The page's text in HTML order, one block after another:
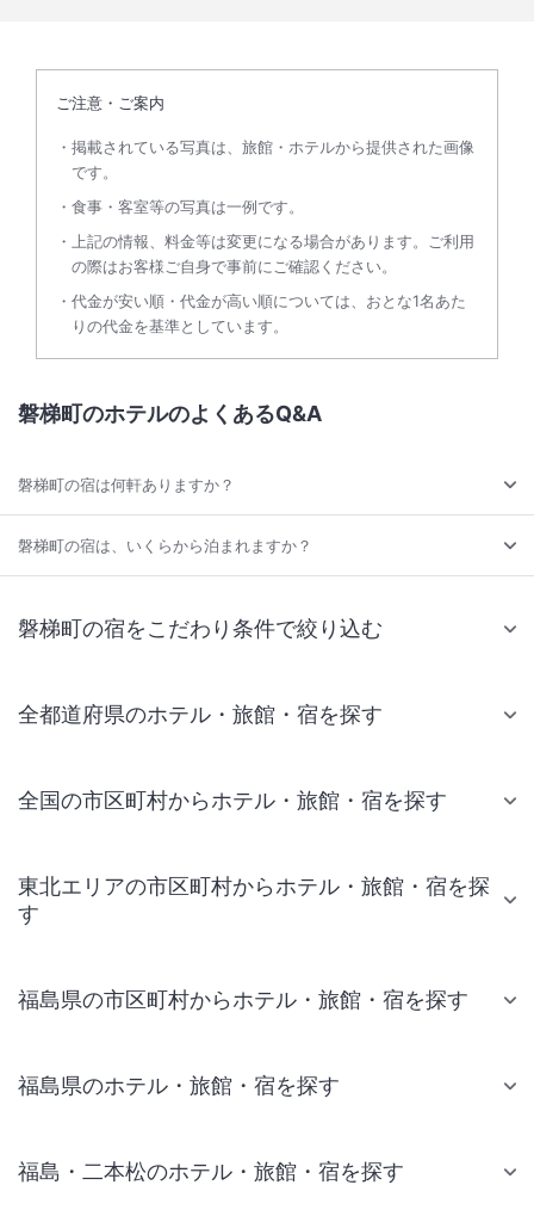
ご注意・ご案内
掲載されている写真は、旅館・ホテルから提供された画像
です。
食事・客室等の写真は一例です。
上記の情報、料金等は変更になる場合があります。ご利用
の際はお客様ご自身で事前にご確認ください。
代金が安い順・代金が高い順については、おとな1名あた
りの代金を基準としています。
磐梯町のホテルのよくあるQ&A
磐梯町の宿は何軒ありますか？
磐梯町の宿は、いくらから泊まれますか？
磐梯町の宿をこだわり条件で絞り込む
全都道府県のホテル・旅館・宿を探す
全国の市区町村からホテル・旅館・宿を探す
東北エリアの市区町村からホテル・旅館・宿を探
す
福島県の市区町村からホテル・旅館・宿を探す
福島県のホテル・旅館・宿を探す
福島・二本松のホテル・旅館・宿を探す